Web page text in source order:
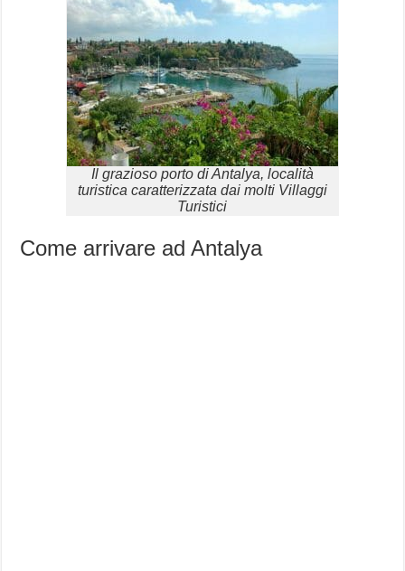
Il grazioso porto di Antalya, località
turistica caratterizzata dai molti Villaggi
Turistici
Come arrivare ad Antalya